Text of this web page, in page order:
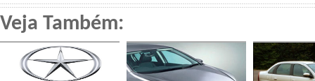
Veja Também: